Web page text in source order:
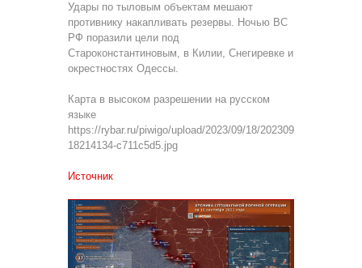
Удары по тыловым объектам мешают
противнику накапливать резервы. Ночью ВС
РФ поразили цели под
Староконстантиновым, в Килии, Снегиревке и
окрестностях Одессы.
Карта в высоком разрешении на русском
языке
https://rybar.ru/piwigo/upload/2023/09/18/202309
18214134-c711c5d5.jpg
Источник